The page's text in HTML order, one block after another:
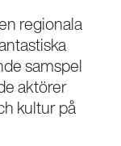
regionala
samspel
aktörer
kultur på